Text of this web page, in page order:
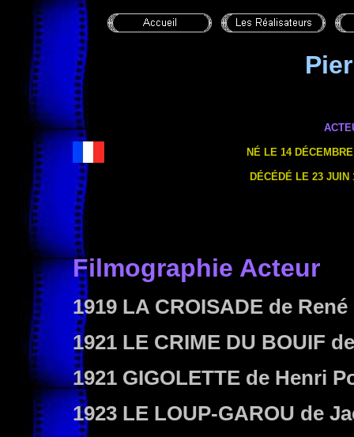
NÉ LE 14
DÉCÉDÉ LE 23 JUIN
Filmographie Acteur
1919 LA CROISADE de
1921 LE CRIME DU BOUIF
1921 GIGOLETTE de Henri
1923 LE LOUP-GAROU de